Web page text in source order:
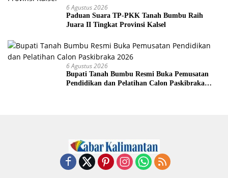
6 Agustus 2026
Paduan Suara TP-PKK Tanah Bumbu Raih
Juara II Tingkat Provinsi Kalsel
6 Agustus 2026
Bupati Tanah Bumbu Resmi Buka Pemusatan
Pendidikan dan Pelatihan Calon Paskibraka